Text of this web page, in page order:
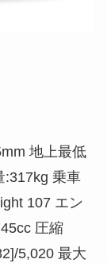
地上最低
:317kg 乗車
107 エン
圧縮
5,020 最大